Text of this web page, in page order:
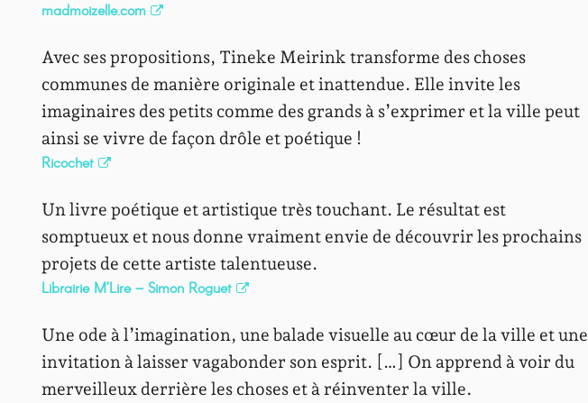
madmoizelle.com
Avec ses propositions, Tineke Meirink transforme des choses
communes de manière originale et inattendue. Elle invite les
imaginaires des petits comme des grands à s’exprimer et la ville peut
ainsi se vivre de façon drôle et poétique !
Ricochet
Un livre poétique et artistique très touchant. Le résultat est
somptueux et nous donne vraiment envie de découvrir les prochains
projets de cette artiste talentueuse.
Librairie M’Lire – Simon Roguet
Une ode à l’imagination, une balade visuelle au cœur de la ville et une
invitation à laisser vagabonder son esprit. […] On apprend à voir du
merveilleux derrière les choses et à réinventer la ville.